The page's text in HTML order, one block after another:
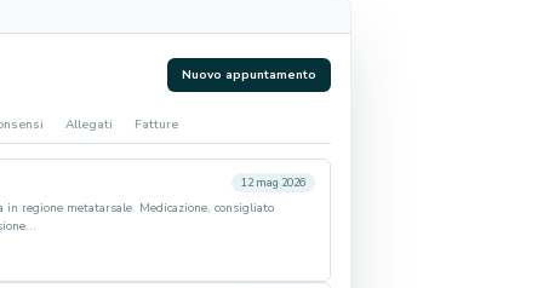
Nuovo appuntamento
Allegati Fatture
12 mag 2026
regione metatarsale. Medicazione, consigliato